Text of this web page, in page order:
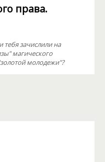
права.
тебя зачислили на
магического
молодежи"?